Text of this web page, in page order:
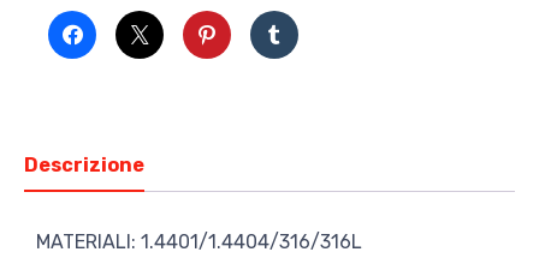
Descrizione
MATERIALI: 1.4401/1.4404/316/316L